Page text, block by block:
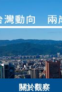
關於觀察